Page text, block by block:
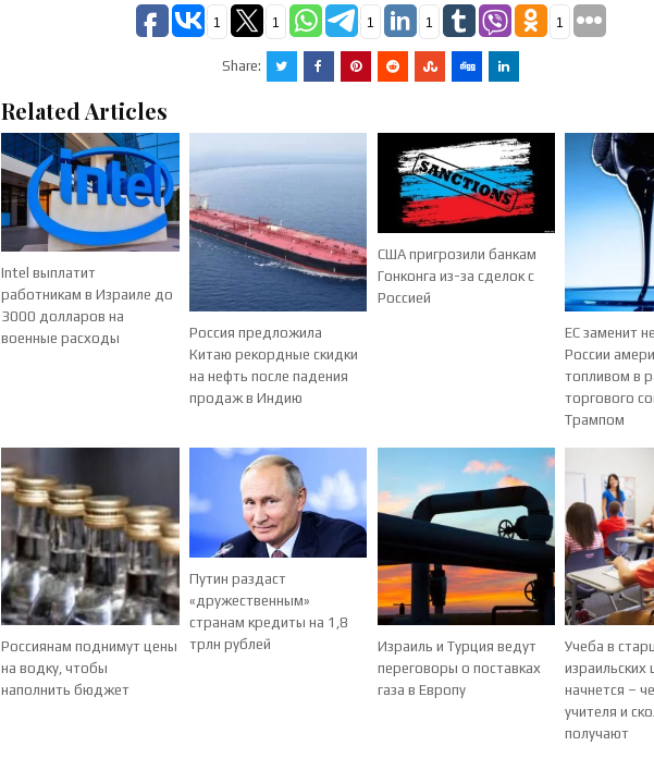
1 1 1 1 1
Share:
Related Articles
Intel выплатит
работникам в Израиле до
3000 долларов на
военные расходы
Россия предложила
Китаю рекордные скидки
на нефть после падения
продаж в Индию
США пригрозили банкам
Гонконга из-за сделок с
Россией
ЕС заменит
России
топливом в
торгового
Трампом
Россиянам поднимут цены
на водку, чтобы
наполнить бюджет
Путин раздаст
«дружественным»
странам кредиты на 1,8
трлн рублей
Израиль и Турция ведут
переговоры о поставках
газа в Европу
Учеба в
израильских
начнется –
учителя и
получают